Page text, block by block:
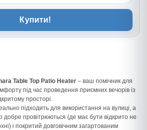
Купити!
Table Top Patio Heater – ваш помічник для
під час проведення приємних вечорів із
просторі.
підходить для використання на вулиці, а
провітрюються (де має бути відкрито не
і покритий довговічним загартованим